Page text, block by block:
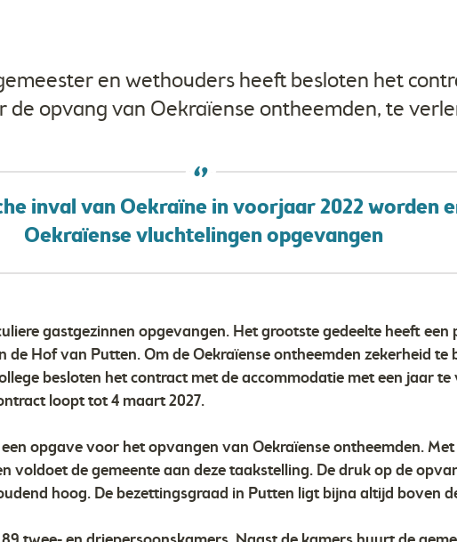
en wethouders heeft besloten het
de opvang van Oekraïense ontheemden, te
inval van Oekraïne in voorjaar 2022 worden
Oekraïense vluchtelingen opgevangen
gastgezinnen opgevangen. Het grootste gedeelte heeft een
de Hof van Putten. Om de Oekraïense ontheemden zekerheid te
besloten het contract met de accommodatie met een jaar
loopt tot 4 maart 2027.
opgave voor het opvangen van Oekraïense ontheemden.
voldoet de gemeente aan deze taakstelling. De druk op de
hoog. De bezettingsgraad in Putten ligt bijna altijd boven